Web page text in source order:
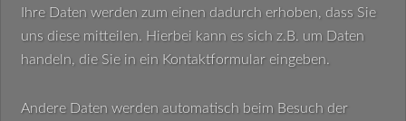
Ihre Daten werden zum einen dadurch erhoben, dass Sie
uns diese mitteilen. Hierbei kann es sich z.B. um Daten
handeln, die Sie in ein Kontaktformular eingeben.
Andere Daten werden automatisch beim Besuch der